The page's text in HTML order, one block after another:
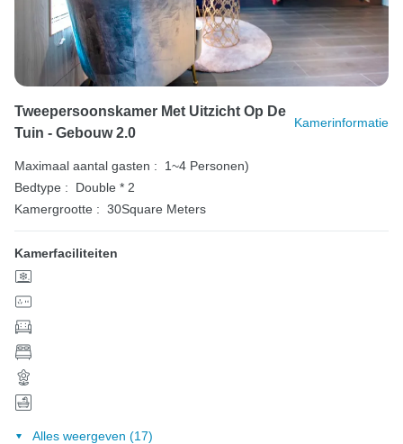
Tweepersoonskamer Met Uitzicht Op De
Tuin - Gebouw 2.0
Kamerinformatie
Maximaal aantal gasten :
1~4 Personen)
Bedtype :
Double * 2
Kamergrootte : 30Square Meters
Kamerfaciliteiten
Alles weergeven (17)